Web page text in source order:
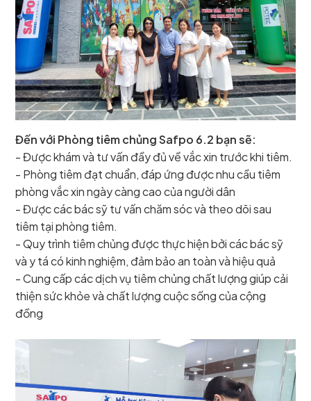
Đến với Phòng tiêm chủng Safpo 6.2 bạn sẽ:
- Được khám và tư vấn đầy đủ về vắc xin trước khi tiêm.
- Phòng tiêm đạt chuẩn, đáp ứng được nhu cầu tiêm
phòng vắc xin ngày càng cao của người dân
- Được các bác sỹ tư vấn chăm sóc và theo dõi sau
tiêm tại phòng tiêm.
- Quy trình tiêm chủng được thực hiện bởi các bác sỹ
và y tá có kinh nghiệm, đảm bảo an toàn và hiệu quả
- Cung cấp các dịch vụ tiêm chủng chất lượng giúp cải
thiện sức khỏe và chất lượng cuộc sống của cộng
đồng